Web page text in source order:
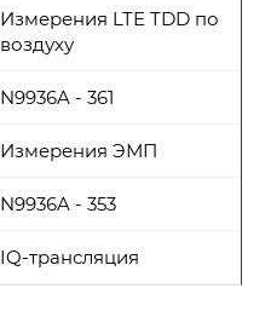
Измерения LTE TDD по
воздуху
N9936A - 361
Измерения ЭМП
N9936A - 353
IQ-трансляция